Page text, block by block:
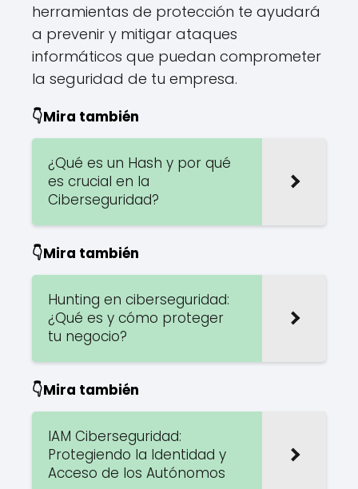
herramientas de protección te ayudará
a prevenir y mitigar ataques
informáticos que puedan comprometer
la seguridad de tu empresa.
👇Mira también
¿Qué es un Hash y por qué
es crucial en la
Ciberseguridad?
👇Mira también
Hunting en ciberseguridad:
¿Qué es y cómo proteger
tu negocio?
👇Mira también
IAM Ciberseguridad:
Protegiendo la Identidad y
Acceso de los Autónomos